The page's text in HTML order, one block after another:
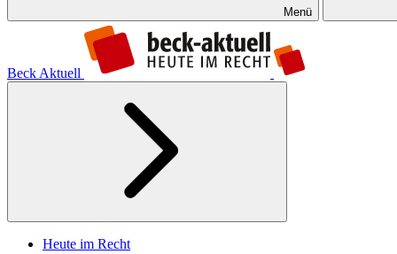
Menü
Beck Aktuell
Heute im Recht